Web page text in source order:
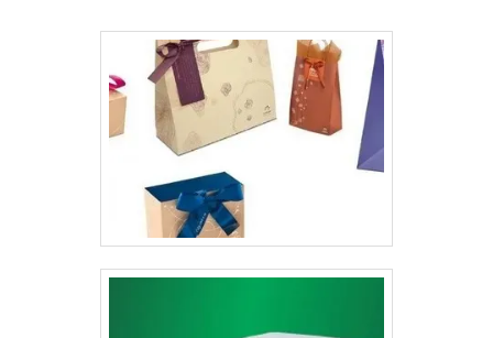
específica, é importante atentar-se aos mínimos
detalhes para que haja uma primeira impressão
positiva. É necessário mostrar já no primeiro instante
que a empresa se preocupa com pequenos detalhes, é
uma organização extremamente séria e 100%
comprometida com a perfeição em todos o detalhes
possíveis.É possível solicitar a impressão de pastas
personalizadas do jeito que o cliente quiser, no entanto,
é importante prestar atenção em um detalhe: elas
precisam conter a identidade da empresa. Em uma